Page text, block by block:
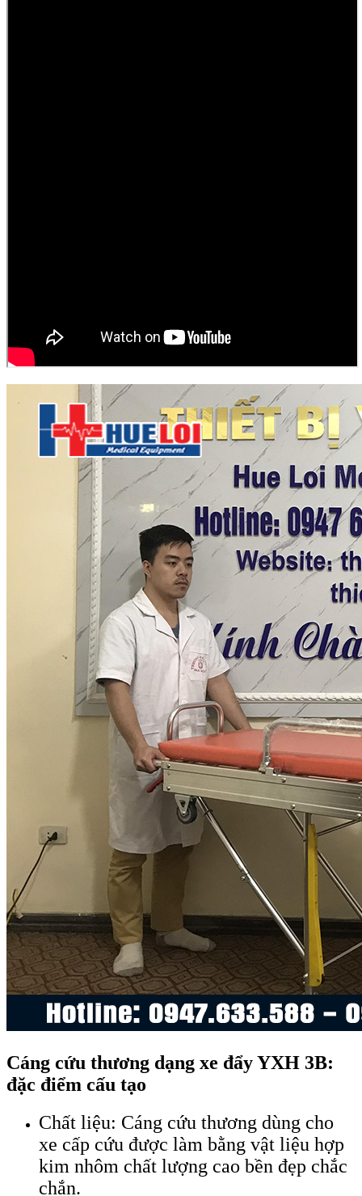
Cáng cứu thương dạng xe đẩy YXH 3B:
đặc điểm cấu tạo
Chất liệu: Cáng cứu thương dùng cho
xe cấp cứu được làm bằng vật liệu hợp
kim nhôm chất lượng cao bền đẹp chắc
chắn.